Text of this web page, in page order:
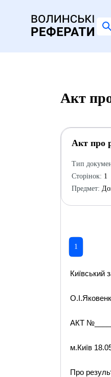
Акт
Акт про
Тип
Сторінок: 1
Предмет:
1
Київський
АКТ №_____
м.Київ
Про